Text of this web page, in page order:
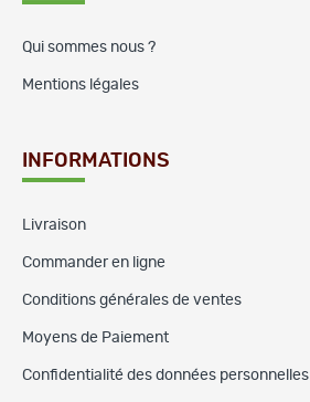
Qui sommes nous ?
Mentions légales
INFORMATIONS
Livraison
Commander en ligne
Conditions générales de ventes
Moyens de Paiement
Confidentialité des données personnelles